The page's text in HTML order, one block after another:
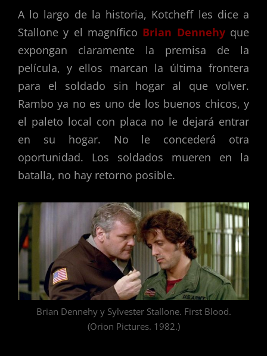
A lo largo de la historia, Kotcheff les dice a
Stallone y el magnífico Brian Dennehyque
expongan claramente la premisa de la
película, y ellos marcan la última frontera
para el soldado sin hogar al que volver.
Rambo ya no es uno de los buenos chicos, y
el paleto local con placa no le dejará entrar
en su hogar. No le concederá otra
oportunidad. Los soldados mueren en la
batalla, no hay retorno posible.
Brian Dennehy y Sylvester Stallone. First Blood.
(Orion Pictures. 1982.)